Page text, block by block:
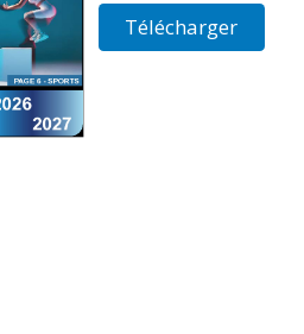
Télécharger